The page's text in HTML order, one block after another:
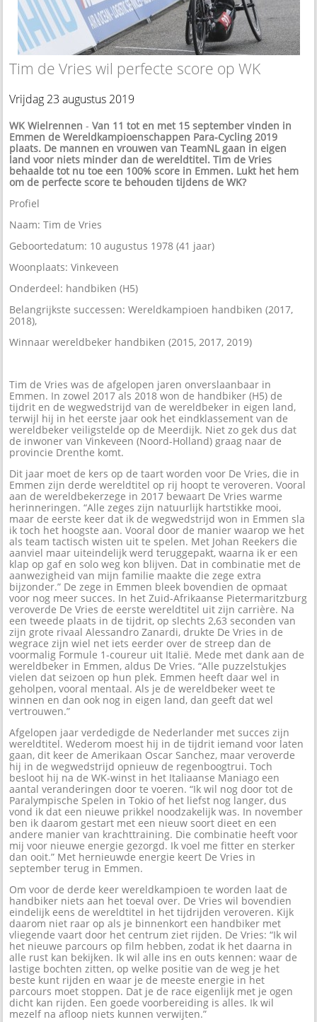
Tim de Vries wil perfecte score op WK
Vrijdag 23 augustus 2019
WK Wielrennen -Van 11 tot en met 15 september vinden in
Emmen de Wereldkampioenschappen Para-Cycling 2019
plaats. De mannen en vrouwen van TeamNL gaan in eigen
land voor niets minder dan de wereldtitel. Tim de Vries
behaalde tot nu toe een 100% score in Emmen. Lukt het hem
om de perfecte score te behouden tijdens de WK?
Profiel
Naam: Tim de Vries
Geboortedatum: 10 augustus 1978 (41 jaar)
Woonplaats: Vinkeveen
Onderdeel: handbiken (H5)
Belangrijkste successen: Wereldkampioen handbiken (2017,
2018),
Winnaar wereldbeker handbiken (2015, 2017, 2019)
Tim de Vries was de afgelopen jaren onverslaanbaar in
Emmen. In zowel 2017 als 2018 won de handbiker (H5) de
tijdrit en de wegwedstrijd van de wereldbeker in eigen land,
terwijl hij in het eerste jaar ook het eindklassement van de
wereldbeker veiligstelde op de Meerdijk. Niet zo gek dus dat
de inwoner van Vinkeveen (Noord-Holland) graag naar de
provincie Drenthe komt.
Dit jaar moet de kers op de taart worden voor De Vries, die in
Emmen zijn derde wereldtitel op rij hoopt te veroveren. Vooral
aan de wereldbekerzege in 2017 bewaart De Vries warme
herinneringen. “Alle zeges zijn natuurlijk hartstikke mooi,
maar de eerste keer dat ik de wegwedstrijd won in Emmen sla
ik toch het hoogste aan. Vooral door de manier waarop we het
als team tactisch wisten uit te spelen. Met Johan Reekers die
aanviel maar uiteindelijk werd teruggepakt, waarna ik er een
klap op gaf en solo weg kon blijven. Dat in combinatie met de
aanwezigheid van mijn familie maakte die zege extra
bijzonder.” De zege in Emmen bleek bovendien de opmaat
voor nog meer succes. In het Zuid-Afrikaanse Pietermaritzburg
veroverde De Vries de eerste wereldtitel uit zijn carrière. Na
een tweede plaats in de tijdrit, op slechts 2,63 seconden van
zijn grote rivaal Alessandro Zanardi, drukte De Vries in de
wegrace zijn wiel net iets eerder over de streep dan de
voormalig Formule 1-coureur uit Italië. Mede met dank aan de
wereldbeker in Emmen, aldus De Vries. “Alle puzzelstukjes
vielen dat seizoen op hun plek. Emmen heeft daar wel in
geholpen, vooral mentaal. Als je de wereldbeker weet te
winnen en dan ook nog in eigen land, dan geeft dat wel
vertrouwen.”
Afgelopen jaar verdedigde de Nederlander met succes zijn
wereldtitel. Wederom moest hij in de tijdrit iemand voor laten
gaan, dit keer de Amerikaan Oscar Sanchez, maar veroverde
hij in de wegwedstrijd opnieuw de regenboogtrui. Toch
besloot hij na de WK-winst in het Italiaanse Maniago een
aantal veranderingen door te voeren. “Ik wil nog door tot de
Paralympische Spelen in Tokio of het liefst nog langer, dus
vond ik dat een nieuwe prikkel noodzakelijk was. In november
ben ik daarom gestart met een nieuw soort dieet en een
andere manier van krachttraining. Die combinatie heeft voor
mij voor nieuwe energie gezorgd. Ik voel me fitter en sterker
dan ooit.” Met hernieuwde energie keert De Vries in
september terug in Emmen.
Om voor de derde keer wereldkampioen te worden laat de
handbiker niets aan het toeval over. De Vries wil bovendien
eindelijk eens de wereldtitel in het tijdrijden veroveren. Kijk
daarom niet raar op als je binnenkort een handbiker met
vliegende vaart door het centrum ziet rijden. De Vries: “Ik wil
het nieuwe parcours op film hebben, zodat ik het daarna in
alle rust kan bekijken. Ik wil alle ins en outs kennen: waar de
lastige bochten zitten, op welke positie van de weg je het
beste kunt rijden en waar je de meeste energie in het
parcours moet stoppen. Dat je de race eigenlijk met je ogen
dicht kan rijden. Een goede voorbereiding is alles. Ik wil
mezelf na afloop niets kunnen verwijten.”